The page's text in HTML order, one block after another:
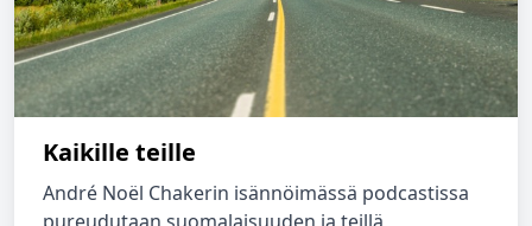
Kaikille teille
André Noël Chakerin isännöimässä podcastissa